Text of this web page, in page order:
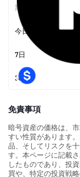
期間
今日
7日
30日
免責事項
暗号資産の価格は、
すい性質があります
品、そしてリスクを
す。本ページに記載
したものであり、投
買や、特定の投資戦